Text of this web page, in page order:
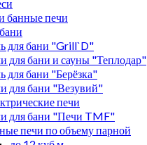
банные печи
для бани "Grill`D"
для бани и сауны "Теплодар"
для бани "Берёзка"
для бани "Везувий"
печи
для бани "Печи TMF"
печи по объему парной